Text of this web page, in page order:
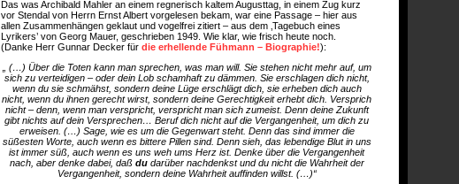
Das was Archibald Mahler an einem regnerisch kaltem Augusttag, in einem Zug kurz
vor Stendal von Herrn Ernst Albert vorgelesen bekam, war eine Passage – hier aus
allen Zusammenhängen geklaut und vogelfrei zitiert – aus dem ‚Tagebuch eines
Lyrikers’ von Georg Mauer, geschrieben 1949. Wie klar, wie frisch heute noch.
(Danke Herr Gunnar Decker für die erhellende Fühmann – Biographie!):
„ (…) Über die Toten kann man sprechen, was man will. Sie stehen nicht mehr auf, um
sich zu verteidigen – oder dein Lob schamhaft zu dämmen. Sie erschlagen dich nicht,
wenn du sie schmähst, sondern deine Lüge erschlägt dich, sie erheben dich auch
nicht, wenn du ihnen gerecht wirst, sondern deine Gerechtigkeit erhebt dich. Versprich
nicht – denn, wenn man verspricht, verspricht man sich zumeist. Denn deine Zukunft
gibt nichts auf dein Versprechen… Beruf dich nicht auf die Vergangenheit, um dich zu
erweisen. (…) Sage, wie es um die Gegenwart steht. Denn das sind immer die
süßesten Worte, auch wenn es bittere Pillen sind. Denn sieh, das lebendige Blut in uns
ist immer süß, auch wenn es uns weh ums Herz ist. Denke über die Vergangenheit
nach, aber denke dabei, daß dudarüber nachdenkst und du nicht die Wahrheit der
Vergangenheit, sondern deine Wahrheit auffinden willst. (…)“